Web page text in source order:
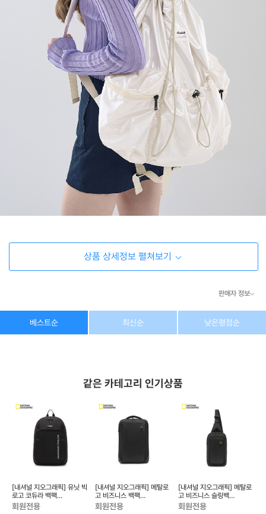
상품 상세정보 펼쳐보기
판매자 정보
상호/대표자 (주) 동이커머스
dongeecom@naver.com
경기도 고양시 덕양구 꽃마을로64, 1235호
베스트순 최신순 낮은평점순
같은 카테고리 인기상품
[내셔널 지오그래픽] 유닛 빅
로고 코듀라 백팩
N256ABG020
회원전용
[내셔널 지오그래픽] 메탈로
고 비즈니스 백팩
N256ABG030
회원전용
[내셔널 지오그래픽] 메탈로
고 비즈니스 슬링백
N256ACR020
회원전용